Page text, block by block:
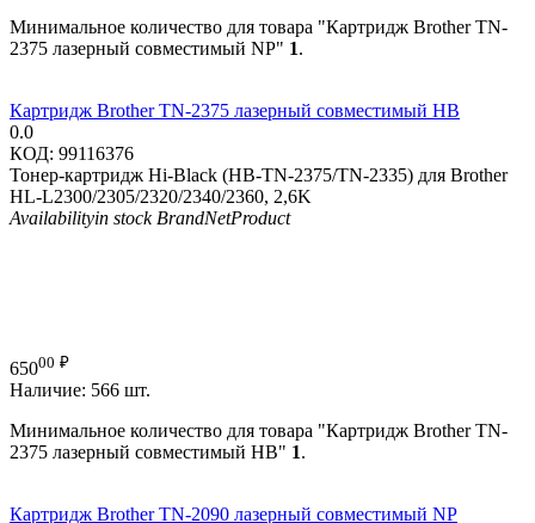
Минимальное количество для товара "Картридж Brother TN-
2375 лазерный совместимый NP" 1.
Картридж Brother TN-2375 лазерный совместимый HB
0.0
КОД: 99116376
Тонер-картридж Hi-Black (HB-TN-2375/TN-2335) для Brother
HL-L2300/2305/2320/2340/2360, 2,6K
Availabilityin stock BrandNetProduct
65000 ₽
Наличие: 566 шт.
Минимальное количество для товара "Картридж Brother TN-
2375 лазерный совместимый HB" 1.
Картридж Brother TN-2090 лазерный совместимый NP